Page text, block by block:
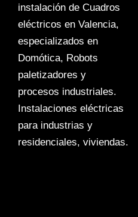
instalación de Cuadros
eléctricos en Valencia,
especializados en
Domótica, Robots
paletizadores y
procesos industriales.
Instalaciones eléctricas
para industrias y
residenciales, viviendas.